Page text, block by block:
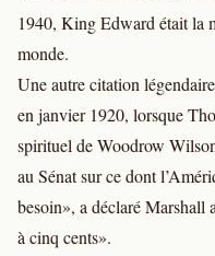
1940, King Edward était la
monde.
Une autre citation
en janvier 1920, lorsque
spirituel de Woodrow
au Sénat sur ce dont
besoin», a déclaré Marshall
à cinq cents».